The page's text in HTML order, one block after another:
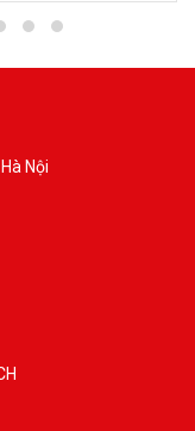
Nội